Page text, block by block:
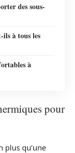
des sous-
ils à tous les
à
pour
plus qu’une